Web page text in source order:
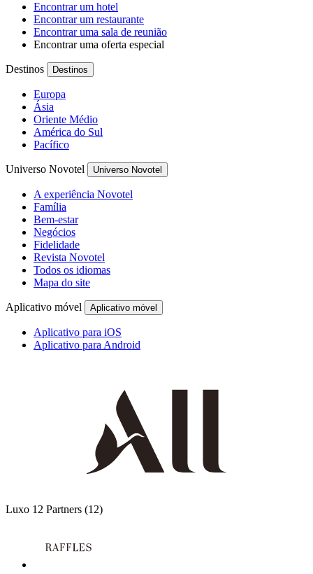
Encontrar um hotel
Encontrar um restaurante
Encontrar uma sala de reunião
Encontrar uma oferta especial
Destinos Destinos
Europa
Ásia
Oriente Médio
América do Sul
Pacífico
Universo Novotel Universo Novotel
A experiência Novotel
Família
Bem-estar
Negócios
Fidelidade
Revista Novotel
Todos os idiomas
Mapa do site
Aplicativo móvel Aplicativo móvel
Aplicativo para iOS
Aplicativo para Android
Luxo 12 Partners (12)